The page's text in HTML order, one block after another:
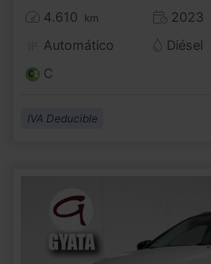
4.610 km
2023
Automático
Diésel
C
IVA Deducible